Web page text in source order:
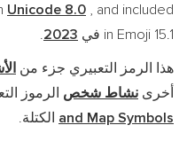
Unicode 8.0 , and included
in Emoji 15.1 في
2023
.
هذا الرمز التعبيري جزء من
أخرى نشاط شخص الرموز
and Map Symbols الكتلة.